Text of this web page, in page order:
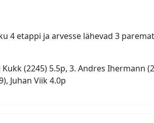
4 etappi ja arvesse lähevad 3
5.5p, 3. Andres Ihermann (2051) 4.5p,
Juhan Viik 4.0p